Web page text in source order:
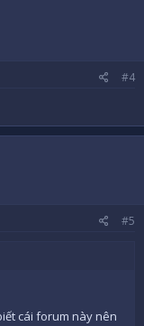
#4
#5
cái forum này nên